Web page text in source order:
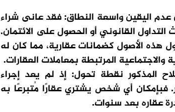
عدم اليقين واسعة النطاق: فقد عانى شراء
القانوني أو الحصول على الائتمان.
هذه الأصول كضمانات عقارية، مما كان له
والاجتماعية المرتبطة بمعاملات العقارات.
المذكور نقطة تحول: إذ لم يعد إجراء
فبإمكان أي شخص يشتري عقارًا مُتبرعًا به
عقاره بعد سنوات.